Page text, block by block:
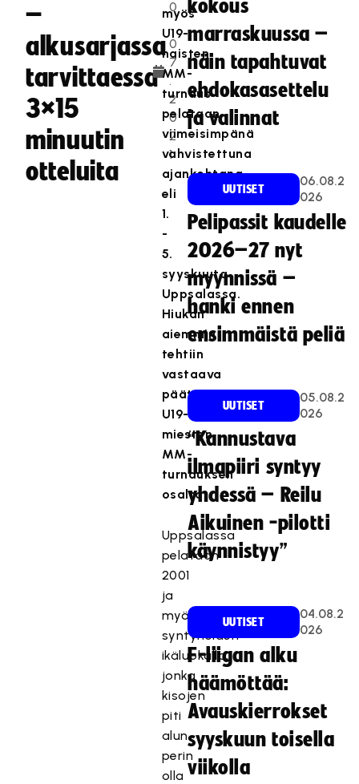
–
alkusarjassa
tarvittaessa
3×15
minuutin
otteluita
0
.
0
7
.
2
0
2
1
myös
U19-
naisten
MM-
turnaus
pelataan
viimeisimpänä
vahvistettuna
ajankohtana
eli
1.
-
5.
syyskuuta
Uppsalassa.
Hiukan
aiemmin
tehtiin
vastaava
päätös
U19-
miesten
MM-
turnauksen
osalta.
Uppsalassa
pelataan
2001
ja
myöhemmin
syntyneiden
ikäluokalla,
jonka
kisojen
piti
alun
perin
olla
kokous
marraskuussa –
näin tapahtuvat
ehdokasasettelu
ja valinnat
UUTISET
06.08.2
026
Pelipassit kaudelle
2026–27 nyt
myynnissä –
hanki ennen
ensimmäistä peliä
UUTISET
05.08.2
026
“Kannustava
ilmapiiri syntyy
yhdessä – Reilu
Aikuinen -pilotti
käynnistyy”
UUTISET
04.08.2
026
F-liigan alku
häämöttää:
Avauskierrokset
syyskuun toisella
viikolla